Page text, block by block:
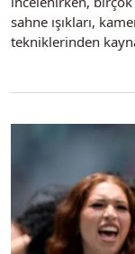
sahne ışıkları,
tekniklerinden